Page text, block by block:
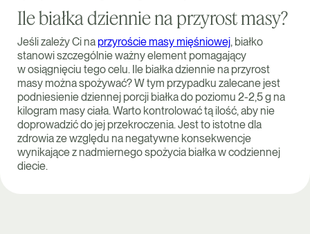
Ile białka dziennie na przyrost masy?
Jeśli zależy Ci na przyroście masy mięśniowej, białko
stanowi szczególnie ważny element pomagający
w osiągnięciu tego celu. Ile białka dziennie na przyrost
masy można spożywać? W tym przypadku zalecane jest
podniesienie dziennej porcji białka do poziomu 2-2,5 g na
kilogram masy ciała. Warto kontrolować tą ilość, aby nie
doprowadzić do jej przekroczenia. Jest to istotne dla
zdrowia ze względu na negatywne konsekwencje
wynikające z nadmiernego spożycia białka w codziennej
diecie.